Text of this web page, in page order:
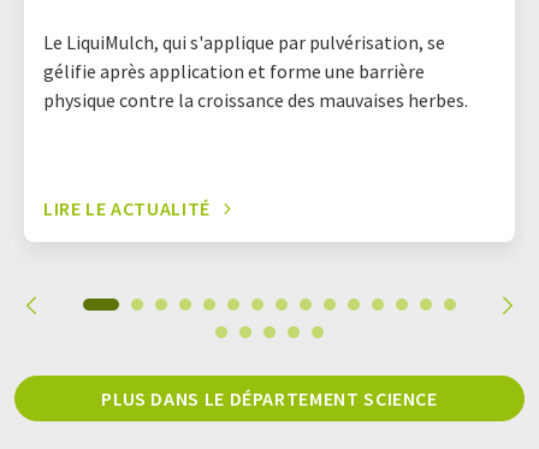
Le LiquiMulch, qui s'applique par pulvérisation, se
gélifie après application et forme une barrière
physique contre la croissance des mauvaises herbes.
LIRE LE ACTUALITÉ
PLUS DANS LE DÉPARTEMENT SCIENCE